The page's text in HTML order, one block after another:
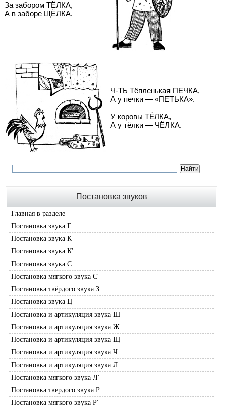
За забором ТЁЛКА,
А в заборе ЩЁЛКА.
Ч-ТЬ Тёпленькая ПЕЧКА,
А у печки — «ПЕТЬКА».
У коровы ТЁЛКА,
А у тёлки — ЧЁЛКА.
Постановка звуков
Главная в разделе
Постановка звука Г
Постановка звука К
Постановка звука К'
Постановка звука С
Постановка мягкого звука С'
Постановка твёрдого звука З
Постановка звука Ц
Постановка и артикуляция звука Ш
Постановка и артикуляция звука Ж
Постановка и артикуляция звука Щ
Постановка и артикуляция звука Ч
Постановка и артикуляция звука Л
Постановка мягкого звука Л'
Постановка твердого звука Р
Постановка мягкого звука Р'